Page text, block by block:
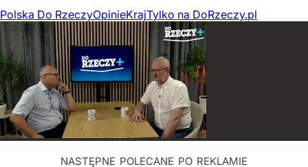
Polska Do RzeczyOpinieKrajTylko na DoRzeczy.pl